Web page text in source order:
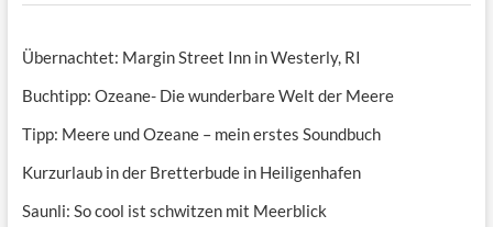
Übernachtet: Margin Street Inn in Westerly, RI
Buchtipp: Ozeane- Die wunderbare Welt der Meere
Tipp: Meere und Ozeane – mein erstes Soundbuch
Kurzurlaub in der Bretterbude in Heiligenhafen
Saunli: So cool ist schwitzen mit Meerblick